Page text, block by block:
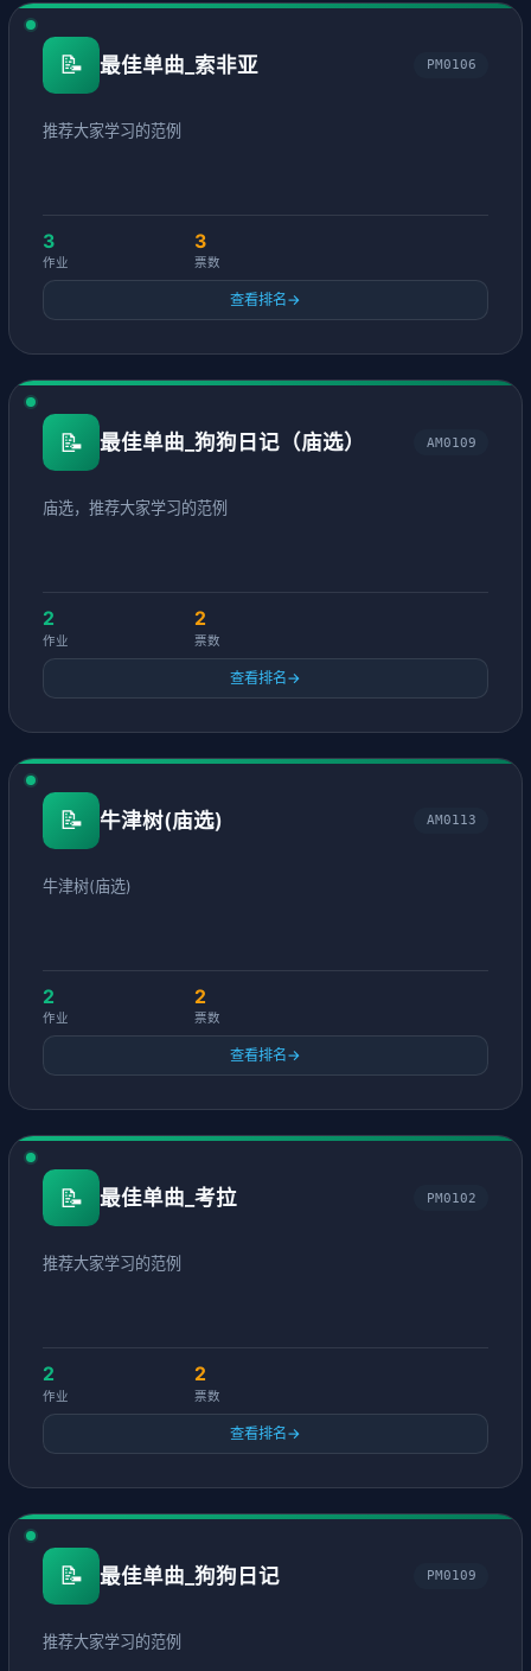
📝 最佳单曲_索非亚 PM0106
推荐大家学习的范例
3
作业
3
票数
查看排名→
📝 最佳单曲_狗狗日记（庙选） AM0109
庙选，推荐大家学习的范例
2
作业
2
票数
查看排名→
📝 牛津树(庙选) AM0113
牛津树(庙选)
2
作业
2
票数
查看排名→
📝 最佳单曲_考拉 PM0102
推荐大家学习的范例
2
作业
2
票数
查看排名→
📝 最佳单曲_狗狗日记 PM0109
推荐大家学习的范例